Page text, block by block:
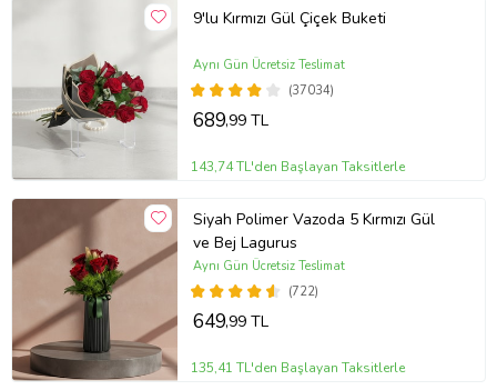
9'lu Kırmızı Gül Çiçek Buketi
(37034)
Aynı Gün Ücretsiz Teslimat
689,99 TL
143,74 TL'den Başlayan Taksitlerle
Siyah Polimer Vazoda 5 Kırmızı Gül
ve Bej Lagurus
(722)
Aynı Gün Ücretsiz Teslimat
649,99 TL
135,41 TL'den Başlayan Taksitlerle